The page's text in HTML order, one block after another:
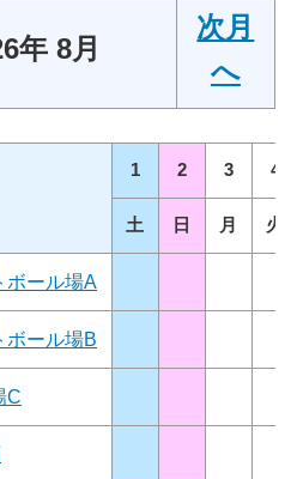
年 8月
次月
へ
1 2 3 4
土 日 月 火
ール場A
ール場B
C